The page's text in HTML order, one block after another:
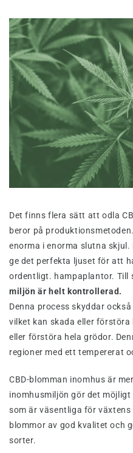
Det finns flera sätt att odla
beror på
enorma i enorma slutna
ge det perfekta ljuset för att
ordentligt. hampaplantor. Till
miljön är helt kontrollerad.
Denna process skyddar
vilket kan skada eller
eller förstöra hela grödor.
regioner med ett tempererat
CBD-blomman inomhus är
inomhusmiljön gör det
som är väsentliga för
blommor av god kvalitet och
sorter.